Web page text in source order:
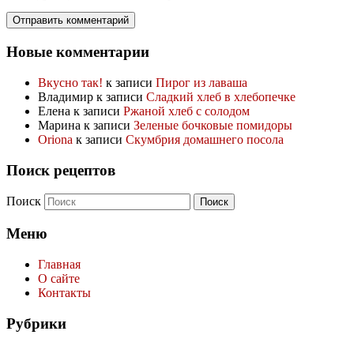
Новые комментарии
Вкусно так! к записи Пирог из лаваша
Владимир к записи Сладкий хлеб в хлебопечке
Елена к записи Ржаной хлеб с солодом
Марина к записи Зеленые бочковые помидоры
Oriona к записи Скумбрия домашнего посола
Поиск рецептов
Поиск
Меню
Главная
О сайте
Контакты
Рубрики